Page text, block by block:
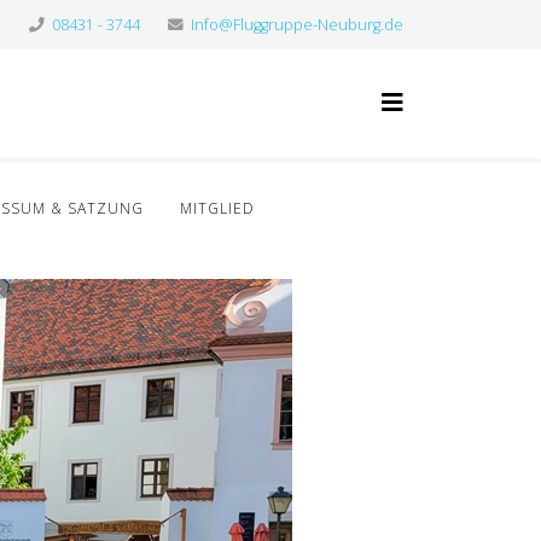
08431 - 3744 Info@Fluggruppe-Neuburg.de
& SATZUNG MITGLIED